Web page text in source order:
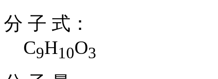
分 子 式：
C9H10O3